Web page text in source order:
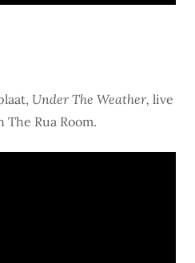
Under The Weather, live
Rua Room.